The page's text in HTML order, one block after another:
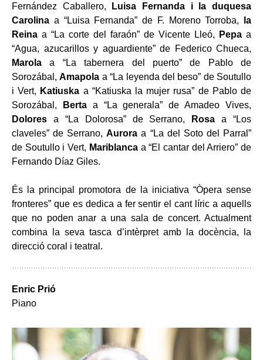
Fernández Caballero,
Luisa Fernanda i la duquesa
Carolina a “Luisa Fernanda” de F. Moreno Torroba,
la
Reina a “La corte del faraón” de Vicente Lleó, Pepa a
“Agua, azucarillos y aguardiente” de Federico Chueca,
Marolaa “La tabernera del puerto” de Pablo de
Sorozábal,Amapola a “La leyenda del beso” de Soutullo
i Vert, Katiuska a “Katiuska la mujer rusa” de Pablo de
Sorozábal,
Berta a “La generala” de Amadeo Vives,
Dolores a “La Dolorosa” de Serrano, Rosaa “Los
claveles” de Serrano,Auroraa “La del Soto del Parral”
de Soutullo i Vert, Mariblanca a “El cantar del Arriero” de
Fernando Díaz Giles.
És la principal promotora de la iniciativa “Òpera sense
fronteres” que es dedica a fer sentir el cant líric a aquells
que no poden anar a una sala de concert. Actualment
combina la seva tasca d’intèrpret amb la docència, la
direcció coral i teatral.
Enric Prió
Piano